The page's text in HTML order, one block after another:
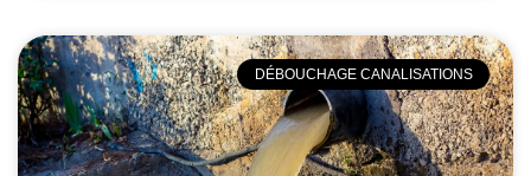
DÉBOUCHAGE CANALISATIONS